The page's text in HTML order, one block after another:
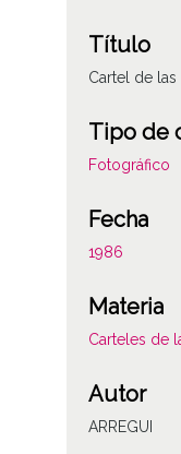
Título
Cartel de las
Tipo de
Fotográfico
Fecha
1986
Materia
Carteles de
Autor
ARREGUI